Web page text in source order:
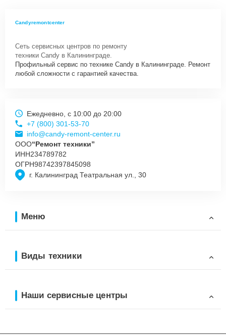
Candyremontcenter
Сеть сервисных центров по ремонту
техники Candy в Калининграде.
Профильный сервис по технике Candy в Калининграде. Ремонт
любой сложности с гарантией качества.
г. Калининград Театральная ул., 30
Ежедневно, с 10:00 до 20:00
+7 (800) 301-53-70
info@candy-remont-center.ru
ООО“Ремонт техники”
ИНН234789782
ОГРН98742397845098
Меню
Виды техники
Наши сервисные центры